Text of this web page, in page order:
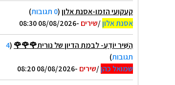
קעקועי הזמו-אסנת אלון(0 תגובות
)
אסנת אלון/שירים -08/08/2026 08:30
הַשִּׁיר יוֹדֵעַ- לבמת הדיון של נורית🌹🌹🌹 (
4
תגובות)
שמואל כהן/שירים -08/08/2026 08:20